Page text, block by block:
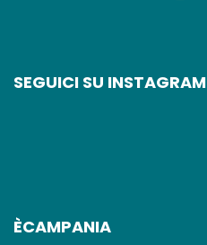
SEGUICI SU INSTAGRAM
ÈCAMPANIA